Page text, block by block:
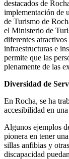
destacados de
implementación de
de Turismo de
el Ministerio de
diferentes
infraestructuras e
permite que las
plenamente de las
Diversidad de
En Rocha, se ha
accesibilidad en
Algunos ejemplos
pionera en tener
sillas anfibias y
discapacidad